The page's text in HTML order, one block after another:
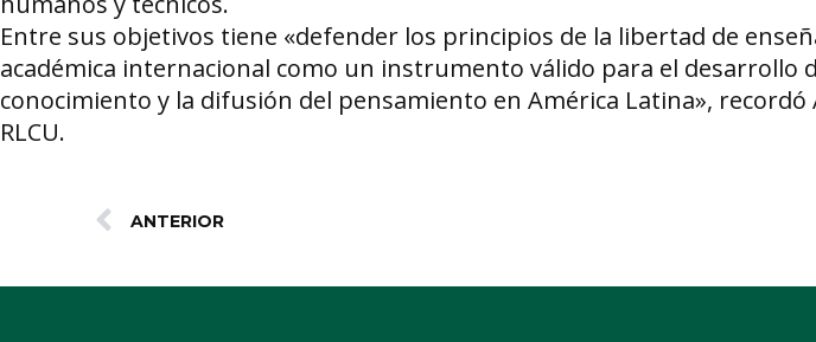
Entre sus objetivos tiene «defender los principios de la libertad de
académica internacional como un instrumento válido para el desarrollo
conocimiento y la difusión del pensamiento en América Latina»,
RLCU.
ANTERIOR